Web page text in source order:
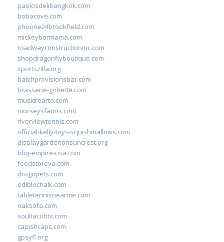
paolosdelibangkok.com
bobacove.com
phoone24brookfield.com
mickeybarmama.com
roadwayconstructioninc.com
shopdragonflyboutique.com
sportszilla.org
batchprovisionsbar.com
brasserie-gobette.com
musicrearte.com
morseysfarms.com
riverviewtennis.com
official-kelly-toys-squishmallows.com
displaygardenonsuncrest.org
bbq-empire-usa.com
feedstoreva.com
drogopets.com
ediblechalk.com
tabletennisnearme.com
oaksofa.com
soultacohtx.com
capishcaps.com
gpsyfl.org